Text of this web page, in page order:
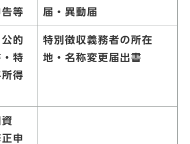
等
届・異動届
的
特
得
特別徴収義務者の所在
地・名称変更届出書
申